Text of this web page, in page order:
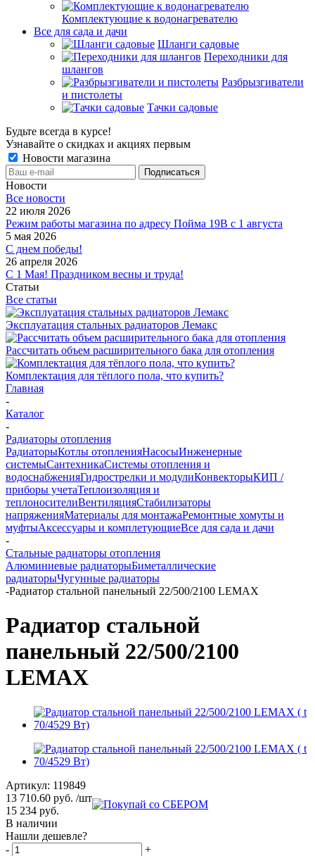
Комплектующие к водонагревателю
Все для сада и дачи
Шланги садовые
Переходники для
шлангов
Разбрызгиватели
и пистолеты
Тачки садовые
Будьте всегда в курсе!
Узнавайте о скидках и акциях первым
Новости магазина
Новости
Все новости
22 июля 2026
Режим работы магазина по адресу Пойма 19В с 1 августа
5 мая 2026
С днем победы!
26 апреля 2026
С 1 Мая! Праздником весны и труда!
Статьи
Все статьи
Эксплуатация стальных радиаторов Лемакс
Рассчитать объем расширительного бака для отопления
Комплектация для тёплого пола, что купить?
Главная
-
Каталог
-
Радиаторы отопления
РадиаторыКотлы отопленияНасосыИнженерные
системыСантехникаСистемы отопления и
водоснабженияГидрострелки и модулиКонвекторыКИП /
приборы учетаТеплоизоляция и
теплоносителиВентиляцияСтабилизаторы
напряженияМатериалы для монтажаРемонтные хомуты и
муфтыАксессуары и комплетующиеВсе для сада и дачи
-
Стальные радиаторы отопления
Алюминиевые радиаторыБиметаллические
радиаторыЧугунные радиаторы
-Радиатор стальной панельный 22/500/2100 LEMAX
Радиатор стальной
панельный 22/500/2100
LEMAX
Артикул: 119849
13 710.60 руб. /шт
15 234 руб.
В наличии
Нашли дешевле?
-
+